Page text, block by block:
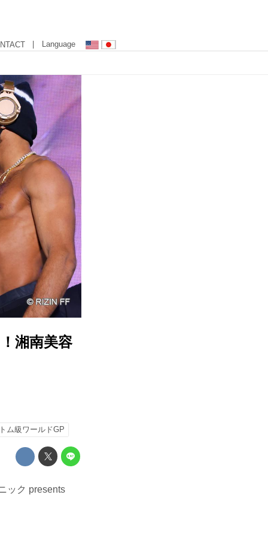
| Language
湘南美容
ム級ワールドGP
ック presents